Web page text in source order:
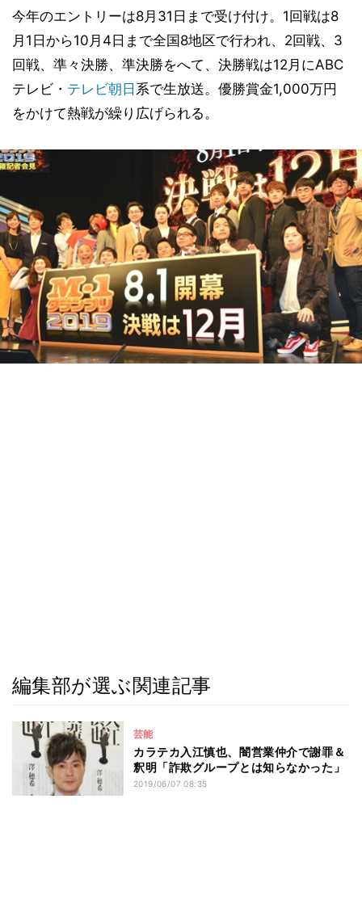
今年のエントリーは8月31日まで受け付け。1回戦は8
月1日から10月4日まで全国8地区で行われ、2回戦、3
回戦、準々決勝、準決勝をへて、決勝戦は12月にABC
テレビ・ テレビ朝日 系で生放送。優勝賞金1,000万円
をかけて熱戦が繰り広げられる。
編集部が選ぶ関連記事
芸能
カラテカ入江慎也、闇営業仲介で謝罪＆
釈明「詐欺グループとは知らなかった」
2019/06/07 08:35